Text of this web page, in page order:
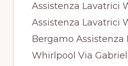
Assistenza Lavatrici
Assistenza Lavatrici
Bergamo Assistenza
Whirlpool Via